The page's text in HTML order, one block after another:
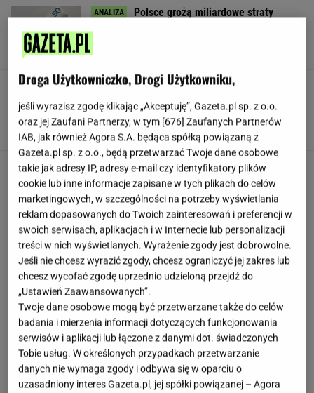
Polsce grożą miliardowe straty
Pracownicy branży IT śmieją się
przez łzy. Zwolnienia w łódzkiej siedzibie
wielkiej firmy
SUBSKRYPCJA
Urzędnicy pukają do domów. Chcą paragonów
MATERIAŁ PROMOCYJNY
Muzułmanin i narodowiec. Kim jest raper,
który wystąpił przed Nawrockim?
Rekord padł w niewielkim stawie. Taki okaz
trafia się bardzo rzadko
Droga Użytkowniczko, Drogi Użytkowniku,
jeśli wyrazisz zgodę klikając „Akceptuję”, Gazeta.pl sp. z o.o.
oraz jej Zaufani Partnerzy, w tym [676] Zaufanych Partnerów
IAB, jak również Agora S.A. będąca spółką powiązaną z
Gazeta.pl sp. z o.o., będą przetwarzać Twoje dane osobowe
takie jak adresy IP, adresy e-mail czy identyfikatory plików
cookie lub inne informacje zapisane w tych plikach do celów
marketingowych, w szczególności na potrzeby wyświetlania
reklam dopasowanych do Twoich zainteresowań i preferencji w
swoich serwisach, aplikacjach i w Internecie lub personalizacji
treści w nich wyświetlanych. Wyrażenie zgody jest dobrowolne.
Jeśli nie chcesz wyrazić zgody, chcesz ograniczyć jej zakres lub
chcesz wycofać zgodę uprzednio udzieloną przejdź do
„Ustawień Zaawansowanych”.
Twoje dane osobowe mogą być przetwarzane także do celów
badania i mierzenia informacji dotyczących funkcjonowania
serwisów i aplikacji lub łączone z danymi dot. świadczonych
Tobie usług. W określonych przypadkach przetwarzanie
danych nie wymaga zgody i odbywa się w oparciu o
uzasadniony interes Gazeta.pl, jej spółki powiązanej – Agora